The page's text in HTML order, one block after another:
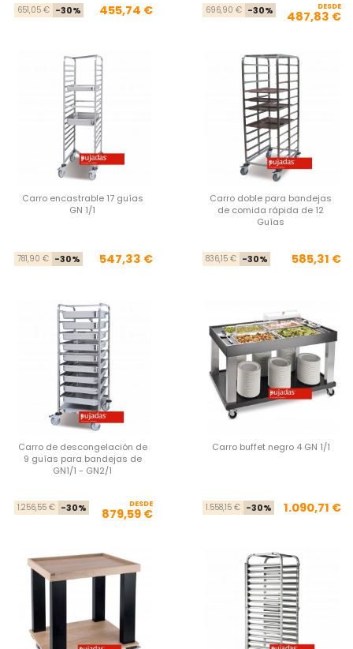
Precio base
651,05 € -30% Precio
455,74 € 696,90 € -30% DESDE
487,83 €
Carro encastrable 17 guías
GN 1/1
Precio base
781,90 € -30% Precio
547,33 €
Carro doble para bandejas
de comida rápida de 12
Guías
836,15 € -30% 585,31 €
Carro de descongelación de
9 guías para bandejas de
GN1/1 - GN2/1
Precio base
1.256,55 € -30% Precio
DESDE
879,59 €
Carro buffet negro 4 GN 1/1
1.558,15 € -30% 1.090,71 €